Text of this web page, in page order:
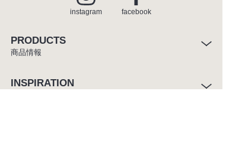
instagram facebook
PRODUCTS
商品情報
INSPIRATION